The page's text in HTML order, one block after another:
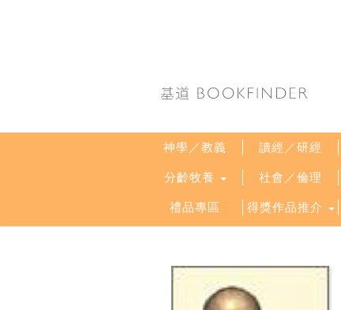
神學／教義 讀經／研經
分齡牧養 社會／倫理
禮品專區 得獎作品推介